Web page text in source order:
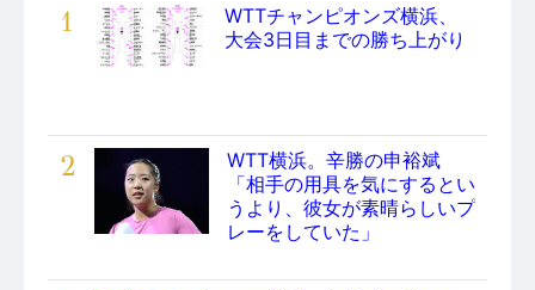
1
WTTチャンピオンズ横浜、
大会3日目までの勝ち上がり
2
WTT横浜。辛勝の申裕斌
「相手の用具を気にするとい
うより、彼女が素晴らしいプ
レーをしていた」